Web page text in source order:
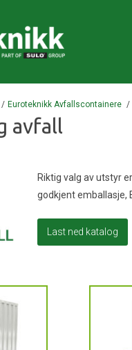
Euroteknikk Avfallscontainere
avfall
Riktig valg av utstyr
godkjent emballasje,
Last ned katalog